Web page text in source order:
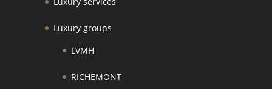
Luxury groups
LVMH
RICHEMONT